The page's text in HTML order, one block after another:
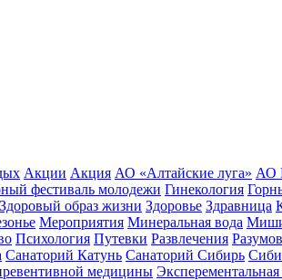
Акции Акция АО «Алтайские луга» АО
фестиваль молодежи Гинекология
Здоровый образ жизни Здоровье Здравница
Мероприятия Минеральная вода
Психология Путевки Развлечения
Санаторий Катунь Санаторий Сибирь
медицины